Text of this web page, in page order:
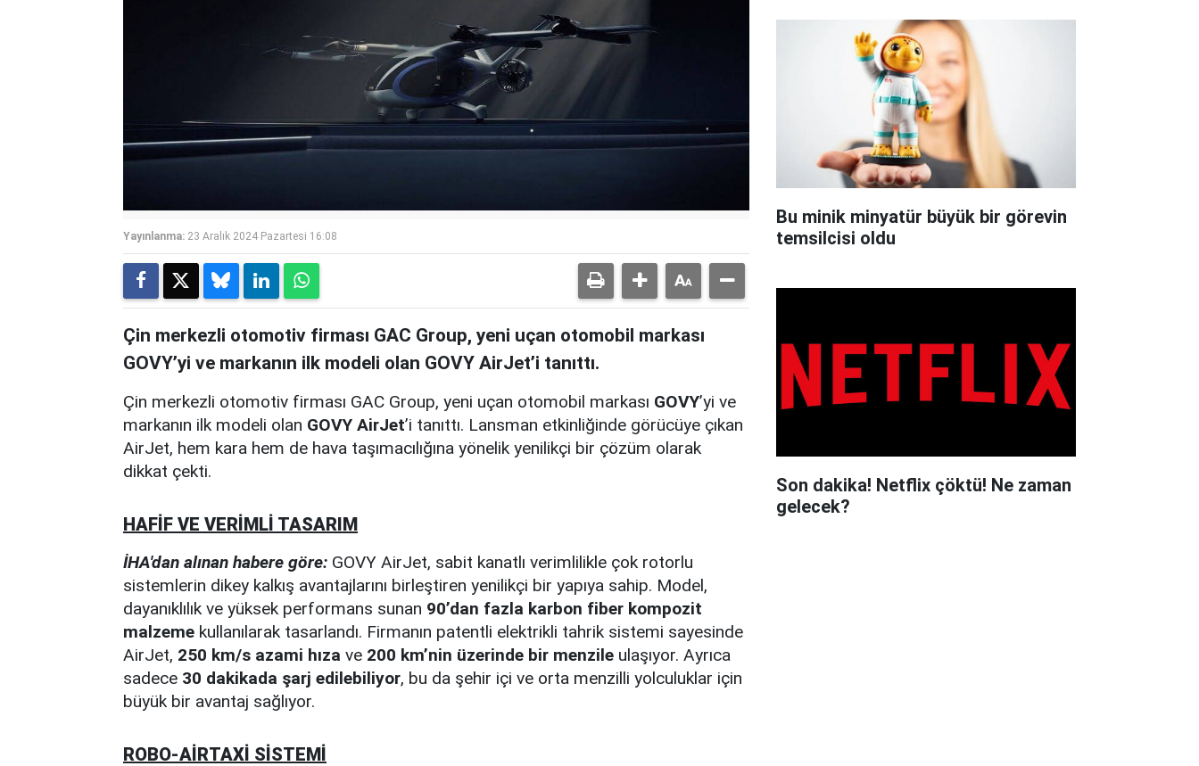
Yayınlanma: 23 Aralık 2024 Pazartesi 16:08
Çin merkezli otomotiv firması GAC Group, yeni uçan otomobil markası
GOVY’yi ve markanın ilk modeli olan GOVY AirJet’i tanıttı.
Çin merkezli otomotiv firması GAC Group, yeni uçan otomobil markası GOVY’yi ve
markanın ilk modeli olan GOVY AirJet’i tanıttı. Lansman etkinliğinde görücüye çıkan
AirJet, hem kara hem de hava taşımacılığına yönelik yenilikçi bir çözüm olarak
dikkat çekti.
HAFİF VE VERİMLİ TASARIM
İHA'dan alınan habere göre: GOVY AirJet, sabit kanatlı verimlilikle çok rotorlu
sistemlerin dikey kalkış avantajlarını birleştiren yenilikçi bir yapıya sahip. Model,
dayanıklılık ve yüksek performans sunan 90’dan fazla karbon fiber kompozit
malzeme kullanılarak tasarlandı. Firmanın patentli elektrikli tahrik sistemi sayesinde
AirJet, 250 km/s azami hıza ve 200 km’nin üzerinde bir menzile ulaşıyor. Ayrıca
sadece 30 dakikada şarj edilebiliyor, bu da şehir içi ve orta menzilli yolculuklar için
büyük bir avantaj sağlıyor.
ROBO-AİRTAXİ SİSTEMİ
Bu minik minyatür büyük bir görevin
temsilcisi oldu
Son dakika! Netflix çöktü! Ne zaman
gelecek?